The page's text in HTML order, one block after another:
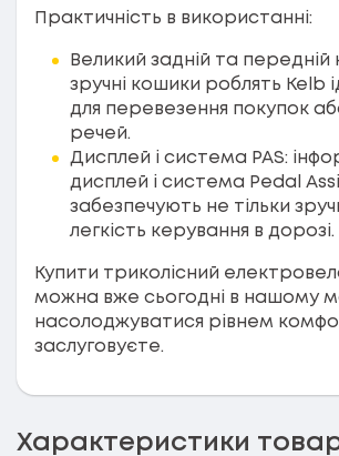
Практичність в використанні:
Великий задній та передній
зручні кошики роблять Kelb
для перевезення покупок
речей.
Дисплей і система PAS:
дисплей і система Pedal
забезпечують не тільки
легкість керування в дорозі.
Купити триколісний
можна вже сьогодні в нашому
насолоджуватися рівнем
заслуговуєте.
Характеристики